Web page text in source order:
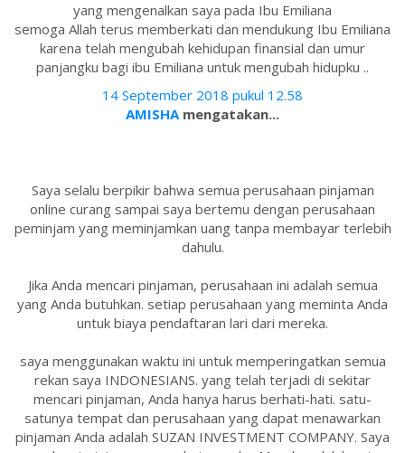
yang mengenalkan saya pada Ibu Emiliana
semoga Allah terus memberkati dan mendukung Ibu Emiliana
karena telah mengubah kehidupan finansial dan umur
panjangku bagi ibu Emiliana untuk mengubah hidupku ..
14 September 2018 pukul 12.58
AMISHAmengatakan...
Saya selalu berpikir bahwa semua perusahaan pinjaman
online curang sampai saya bertemu dengan perusahaan
peminjam yang meminjamkan uang tanpa membayar terlebih
dahulu.
Jika Anda mencari pinjaman, perusahaan ini adalah semua
yang Anda butuhkan. setiap perusahaan yang meminta Anda
untuk biaya pendaftaran lari dari mereka.
saya menggunakan waktu ini untuk memperingatkan semua
rekan saya INDONESIANS. yang telah terjadi di sekitar
mencari pinjaman, Anda hanya harus berhati-hati. satu-
satunya tempat dan perusahaan yang dapat menawarkan
pinjaman Anda adalah SUZAN INVESTMENT COMPANY. Saya